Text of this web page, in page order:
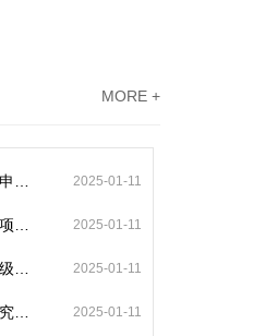
MORE +
2025-01-11
2025-01-11
2025-01-11
2025-01-11